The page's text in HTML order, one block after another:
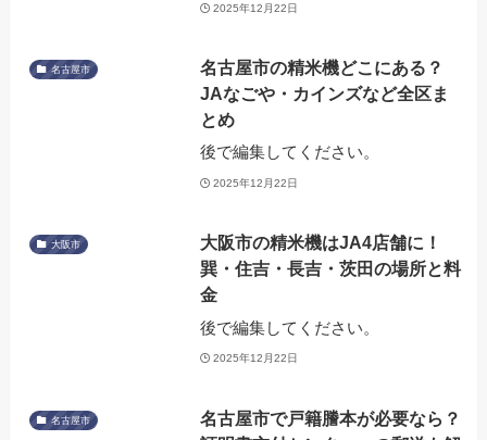
2025年12月22日
名古屋市
名古屋市の精米機どこにある？
JAなごや・カインズなど全区ま
とめ
後で編集してください。
2025年12月22日
大阪市
大阪市の精米機はJA4店舗に！
巽・住吉・長吉・茨田の場所と料
金
後で編集してください。
2025年12月22日
名古屋市
名古屋市で戸籍謄本が必要なら？